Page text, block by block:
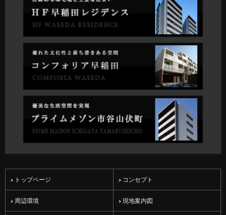
トップページ コンセプト
周辺環境 現地案内図